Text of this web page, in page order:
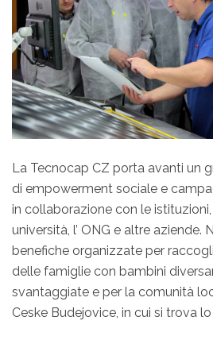
La Tecnocap CZ porta avanti un
di empowerment sociale e
in collaborazione con le
università, l’ ONG e altre aziende.
benefiche organizzate per
delle famiglie con bambini
svantaggiate e per la comunità
Ceske Budejovice, in cui si trova